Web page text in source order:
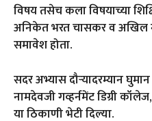
विषय तसेच कला विषयाच्या
अनिकेत भरत चासकर व अखिल
समावेश होता.
सदर अभ्यास दौऱ्यादरम्यान
नामदेवजी गव्हर्नमेंट डिग्री
या ठिकाणी भेटी दिल्या.